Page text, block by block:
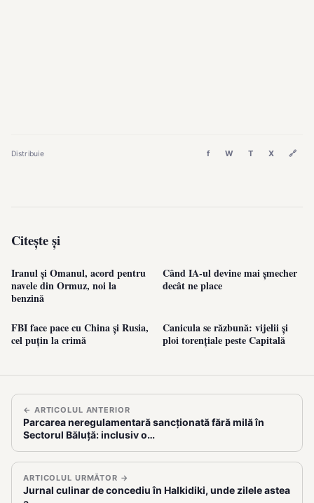
Distribuie f W T X 🔗
Citește și
Iranul și Omanul, acord pentru
navele din Ormuz, noi la
benzină
Când IA-ul devine mai șmecher
decât ne place
FBI face pace cu China și Rusia,
cel puțin la crimă
Canicula se răzbună: vijelii și
ploi torențiale peste Capitală
← ARTICOLUL ANTERIOR
Parcarea neregulamentară sancționată fără milă în
Sectorul Băluță: inclusiv o…
ARTICOLUL URMĂTOR →
Jurnal culinar de concediu în Halkidiki, unde zilele astea